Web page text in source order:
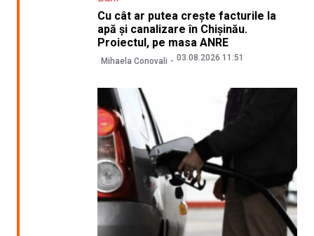
Cu cât ar putea crește facturile la
apă și canalizare în Chișinău.
Proiectul, pe masa ANRE
Mihaela Conovali 03.08.2026 11:51